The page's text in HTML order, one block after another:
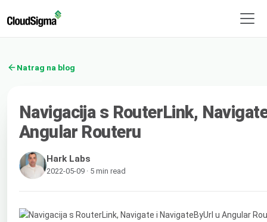
Natrag na blog
Navigacija s RouterLink,
Angular Routeru
Hark Labs
2022-05-09 · 5 min read